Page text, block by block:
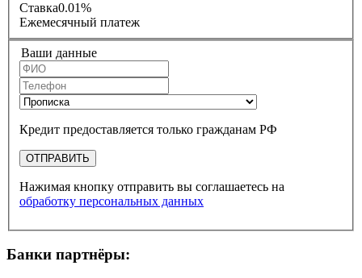
Ставка0.01%
Ежемесячный платеж
Ваши данные
Кредит предоставляется только гражданам РФ
ОТПРАВИТЬ
Нажимая кнопку отправить вы соглашаетесь на
обработку персональных данных
Банки партнёры: